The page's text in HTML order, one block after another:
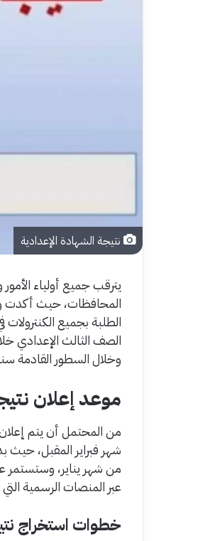
نتيجة الشهادة الإعدادية
يترقب جميع أولياء
المحافظات، حيث أكدت
الطلبة بجميع الكنترولات
الصف الثالث الإعدادي
وخلال السطور القادمة
موعد إعلان نتيجة
من المحتمل أن يتم
عبر المنصات الرسمية
خطوات استخراج